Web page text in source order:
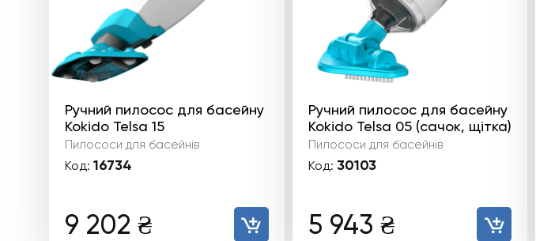
Ручний пилосос для басейну
Kokido Telsa 15
Пилососи для басейнів
Код: 16734
9 202 ₴
Ручний пилосос для басейну
Kokido Telsa 05 (сачок, щітка)
Пилососи для басейнів
Код: 30103
5 943 ₴